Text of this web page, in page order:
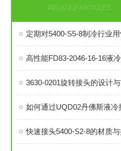
RELATED ARTICLES